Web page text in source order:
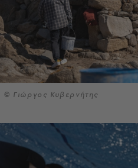
© Γιώργος Κυβερνήτης